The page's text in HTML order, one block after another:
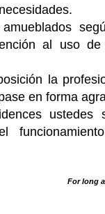
al uso
la
en forma
ustedes
For long